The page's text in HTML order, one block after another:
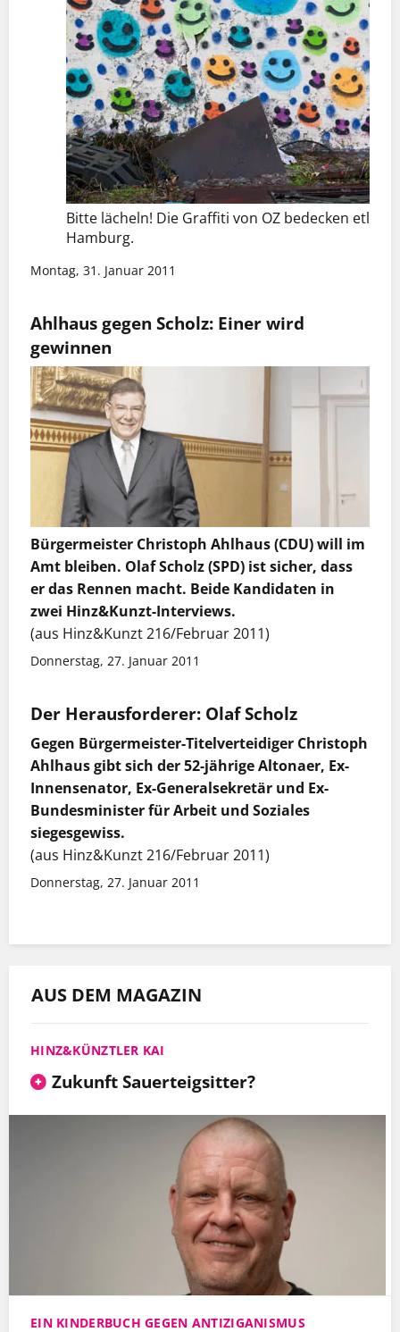
Bitte lächeln! Die Graffiti von OZ bedecken
Hamburg.
Montag, 31. Januar 2011
Ahlhaus gegen Scholz: Einer wird
gewinnen
Bürgermeister Christoph Ahlhaus (CDU) will im
Amt bleiben. Olaf Scholz (SPD) ist sicher, dass
er das Rennen macht. Beide Kandidaten in
zwei Hinz&Kunzt-Interviews.
(aus Hinz&Kunzt 216/Februar 2011)
Donnerstag, 27. Januar 2011
Der Herausforderer: Olaf Scholz
Gegen Bürgermeister-Titelverteidiger Christoph
Ahlhaus gibt sich der 52-jährige Altonaer, Ex-
Innensenator, Ex-Generalsekretär und Ex-
Bundesminister für Arbeit und Soziales
siegesgewiss.
(aus Hinz&Kunzt 216/Februar 2011)
Donnerstag, 27. Januar 2011
AUS DEM MAGAZIN
HINZ&KÜNZTLER KAI
Zukunft Sauerteigsitter?
EIN KINDERBUCH GEGEN ANTIZIGANISMUS